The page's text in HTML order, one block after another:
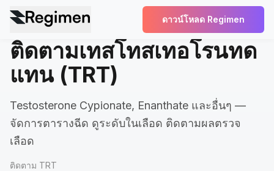
ดาวน์โหลด Regimen
ติดตามเทสโทสเทอโรนทด
แทน (TRT)
Testosterone Cypionate, Enanthate และอื่นๆ —
จัดการตารางฉีด ดูระดับในเลือด ติดตามผลตรวจ
เลือด
ติดตาม TRT